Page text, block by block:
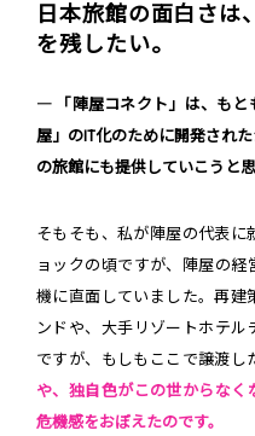
日本旅館の面白さは
を残したい。
― 「陣屋コネクト」は、もと
屋」のIT化のために開発され
の旅館にも提供していこうと
そもそも、私が陣屋の代表に
ョックの頃ですが、陣屋の
機に直面していました。再建
ンドや、大手リゾートホテル
ですが、もしもここで譲渡し
や、独自色がこの世からなく
危機感をおぼえたのです。